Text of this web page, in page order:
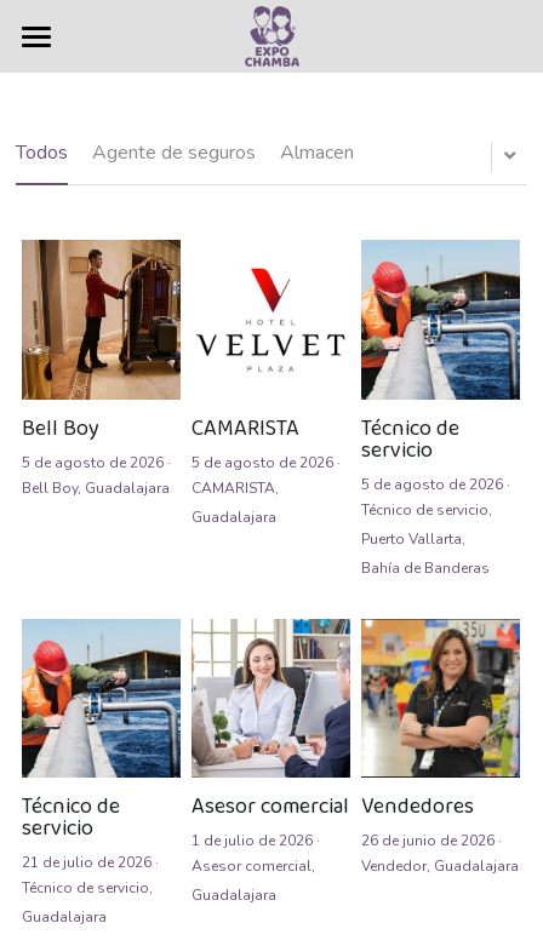
Vacantes
Administrativas
Administrativo
Agente Bilingüe Intermedio
Agente de seguros
Agente de ventas
Agentes Bilingües
Almacenistas
Analista de Inventarios
Analista de precios unitarios
Asesor Bancario
Asesor comercial
Asesor Comercial
Servicios
Nosotros
Quiénes somos
Historia
Resultados
Contacto
Anuncios
Buscar
Publica tu vacante
Todos Agente de seguros Almacen
Bell Boy
5 de agosto de 2026·
Bell Boy, Guadalajara
CAMARISTA
5 de agosto de 2026·
CAMARISTA,
Guadalajara
Técnico de
servicio
5 de agosto de 2026·
Técnico de servicio,
Puerto Vallarta,
Bahía de Banderas
Técnico de
servicio
21 de julio de 2026·
Técnico de servicio,
Guadalajara
Asesor comercial
1 de julio de 2026·
Asesor comercial,
Guadalajara
Vendedores
26 de junio de 2026·
Vendedor, Guadalajara
CATEGORÍAS DE LA TIENDA
CATEGORÍAS DE BLOG
Puerto Vallarta